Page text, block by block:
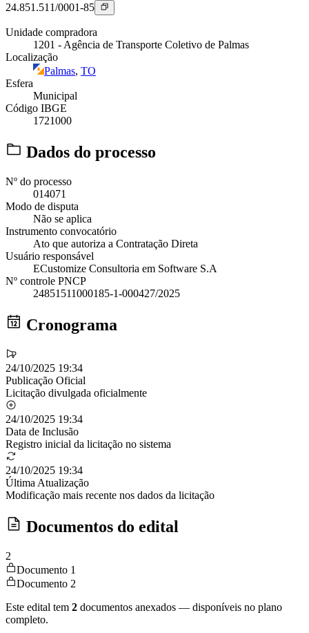
24.851.511/0001-85
Unidade compradora
1201 - Agência de Transporte Coletivo de Palmas
Localização
Palmas, TO
Esfera
Municipal
Código IBGE
1721000
Dados do processo
Nº do processo
014071
Modo de disputa
Não se aplica
Instrumento convocatório
Ato que autoriza a Contratação Direta
Usuário responsável
ECustomize Consultoria em Software S.A
Nº controle PNCP
24851511000185-1-000427/2025
Cronograma
24/10/2025 19:34
Publicação Oficial
Licitação divulgada oficialmente
24/10/2025 19:34
Data de Inclusão
Registro inicial da licitação no sistema
24/10/2025 19:34
Última Atualização
Modificação mais recente nos dados da licitação
Documentos do edital
2
Documento 1
Documento 2
Este edital tem 2 documentos anexados — disponíveis no plano
completo.